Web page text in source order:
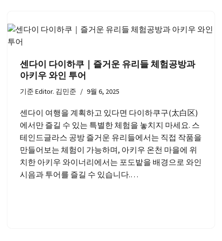
센다이 다이하쿠｜즐거운 유리들 체험공방과
아키우 와인 투어
기준Editor. 김민준 9월 6, 2025
센다이 여행을 계획하고 있다면 다이하쿠구(太白区)
에서만 즐길 수 있는 특별한 체험을 놓치지 마세요. 스
테인드글라스 공방 즐거운 유리들에서는 직접 작품을
만들어보는 체험이 가능하며, 아키우 온천 마을에 위
치한 아키우 와이너리에서는 포도밭을 배경으로 와인
시음과 투어를 즐길 수 있습니다.…